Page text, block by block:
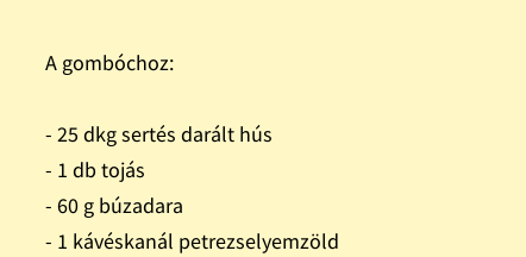
A gombóchoz:
- 25 dkg sertés darált hús
- 1 db tojás
- 60 g búzadara
- 1 kávéskanál petrezselyemzöld